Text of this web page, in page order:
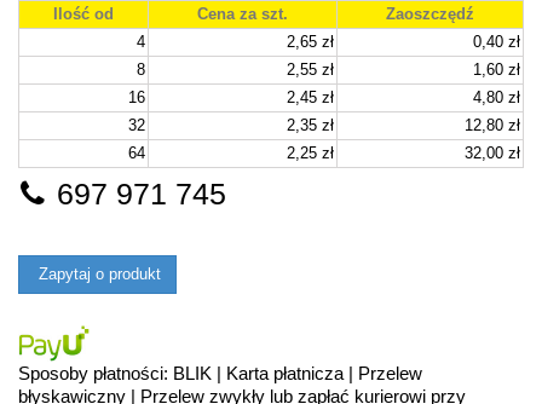
Ilość od Cena za szt.
Zaoszczędź
4
2,65 zł
0,40 zł
8
2,55 zł
1,60 zł
16
2,45 zł
4,80 zł
32
2,35 zł
12,80 zł
64
2,25 zł 32,00 zł
697 971 745
Zapytaj o produkt
Sposoby płatności: BLIK | Karta płatnicza | Przelew
błyskawiczny | Przelew zwykły lub zapłać kurierowi przy